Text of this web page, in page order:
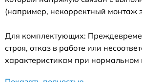
(например, некорректный монтаж
Для комплектующих:
строя, отказ в работе или
характеристикам при нормальном